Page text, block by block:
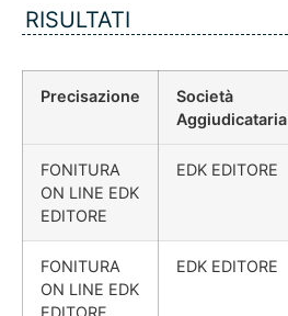
RISULTATI
Precisazione
Società
Aggiudicataria
FONITURA
ON LINE EDK
EDITORE
EDK EDITORE
FONITURA
ON LINE EDK
EDK EDITORE